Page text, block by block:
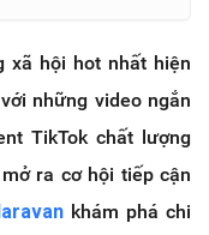
xã hội hot nhất hiện
những video ngắn
TikTok chất lượng
ra cơ hội tiếp cận
khám phá chi